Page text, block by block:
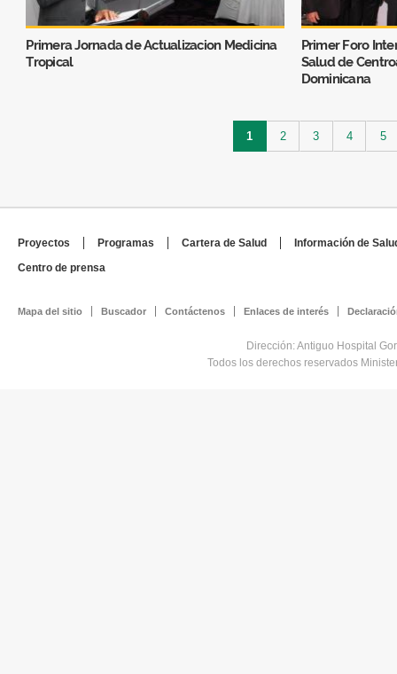
Primera Jornada de Actualizacion Medicina
Tropical
Primer Foro
Salud de
Dominicana
1 2 3 4 5
Proyectos Programas Cartera de Salud
Información de
Centro de prensa
Mapa del sitio Buscador Contáctenos Enlaces de interés
Dirección: Antiguo Hospital
Todos los derechos reservados